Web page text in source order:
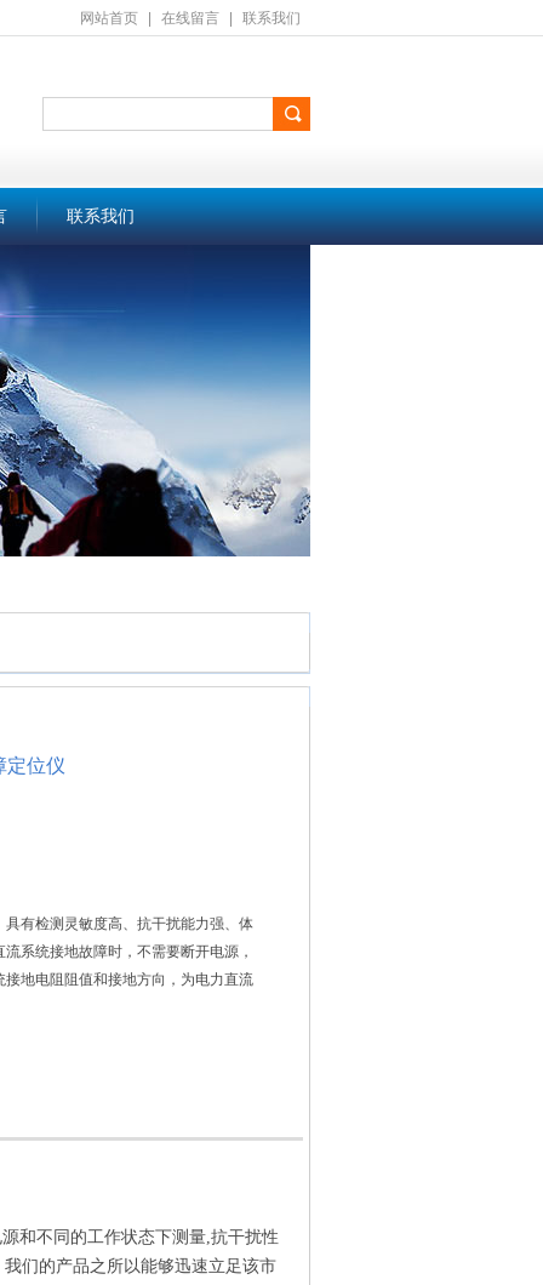
网站首页 在线留言 联系我们
联系我们
定位仪
有检测灵敏度高、抗干扰能力强、体
系统接地故障时，不需要断开电源，
地电阻阻值和接地方向，为电力直流
和不同的工作状态下测量,抗干扰性
们的产品之所以能够迅速立足该市